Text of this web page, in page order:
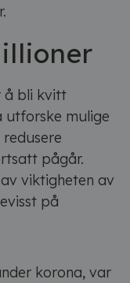
å bli kvitt
utforske mulige
pågår.
viktigheten av
på
korona, var